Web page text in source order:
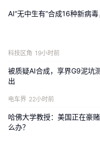
需求的增加，Wi-Fi 5
费更多时间应对和排除
提升用户体验、优化
少。”
Wi-Fi如何学习处理AI
Wi-Fi 6（802.11ax，
个通道，允许多个设备
AI“无中生有”合成16种新病
科技区角 19小时前
被质疑AI合成，享界G9泥坑
出
电车界 22小时前
哈佛大学教授：美国正在豪
么办？